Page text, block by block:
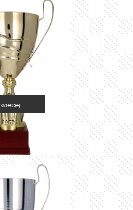
2057C
więcej